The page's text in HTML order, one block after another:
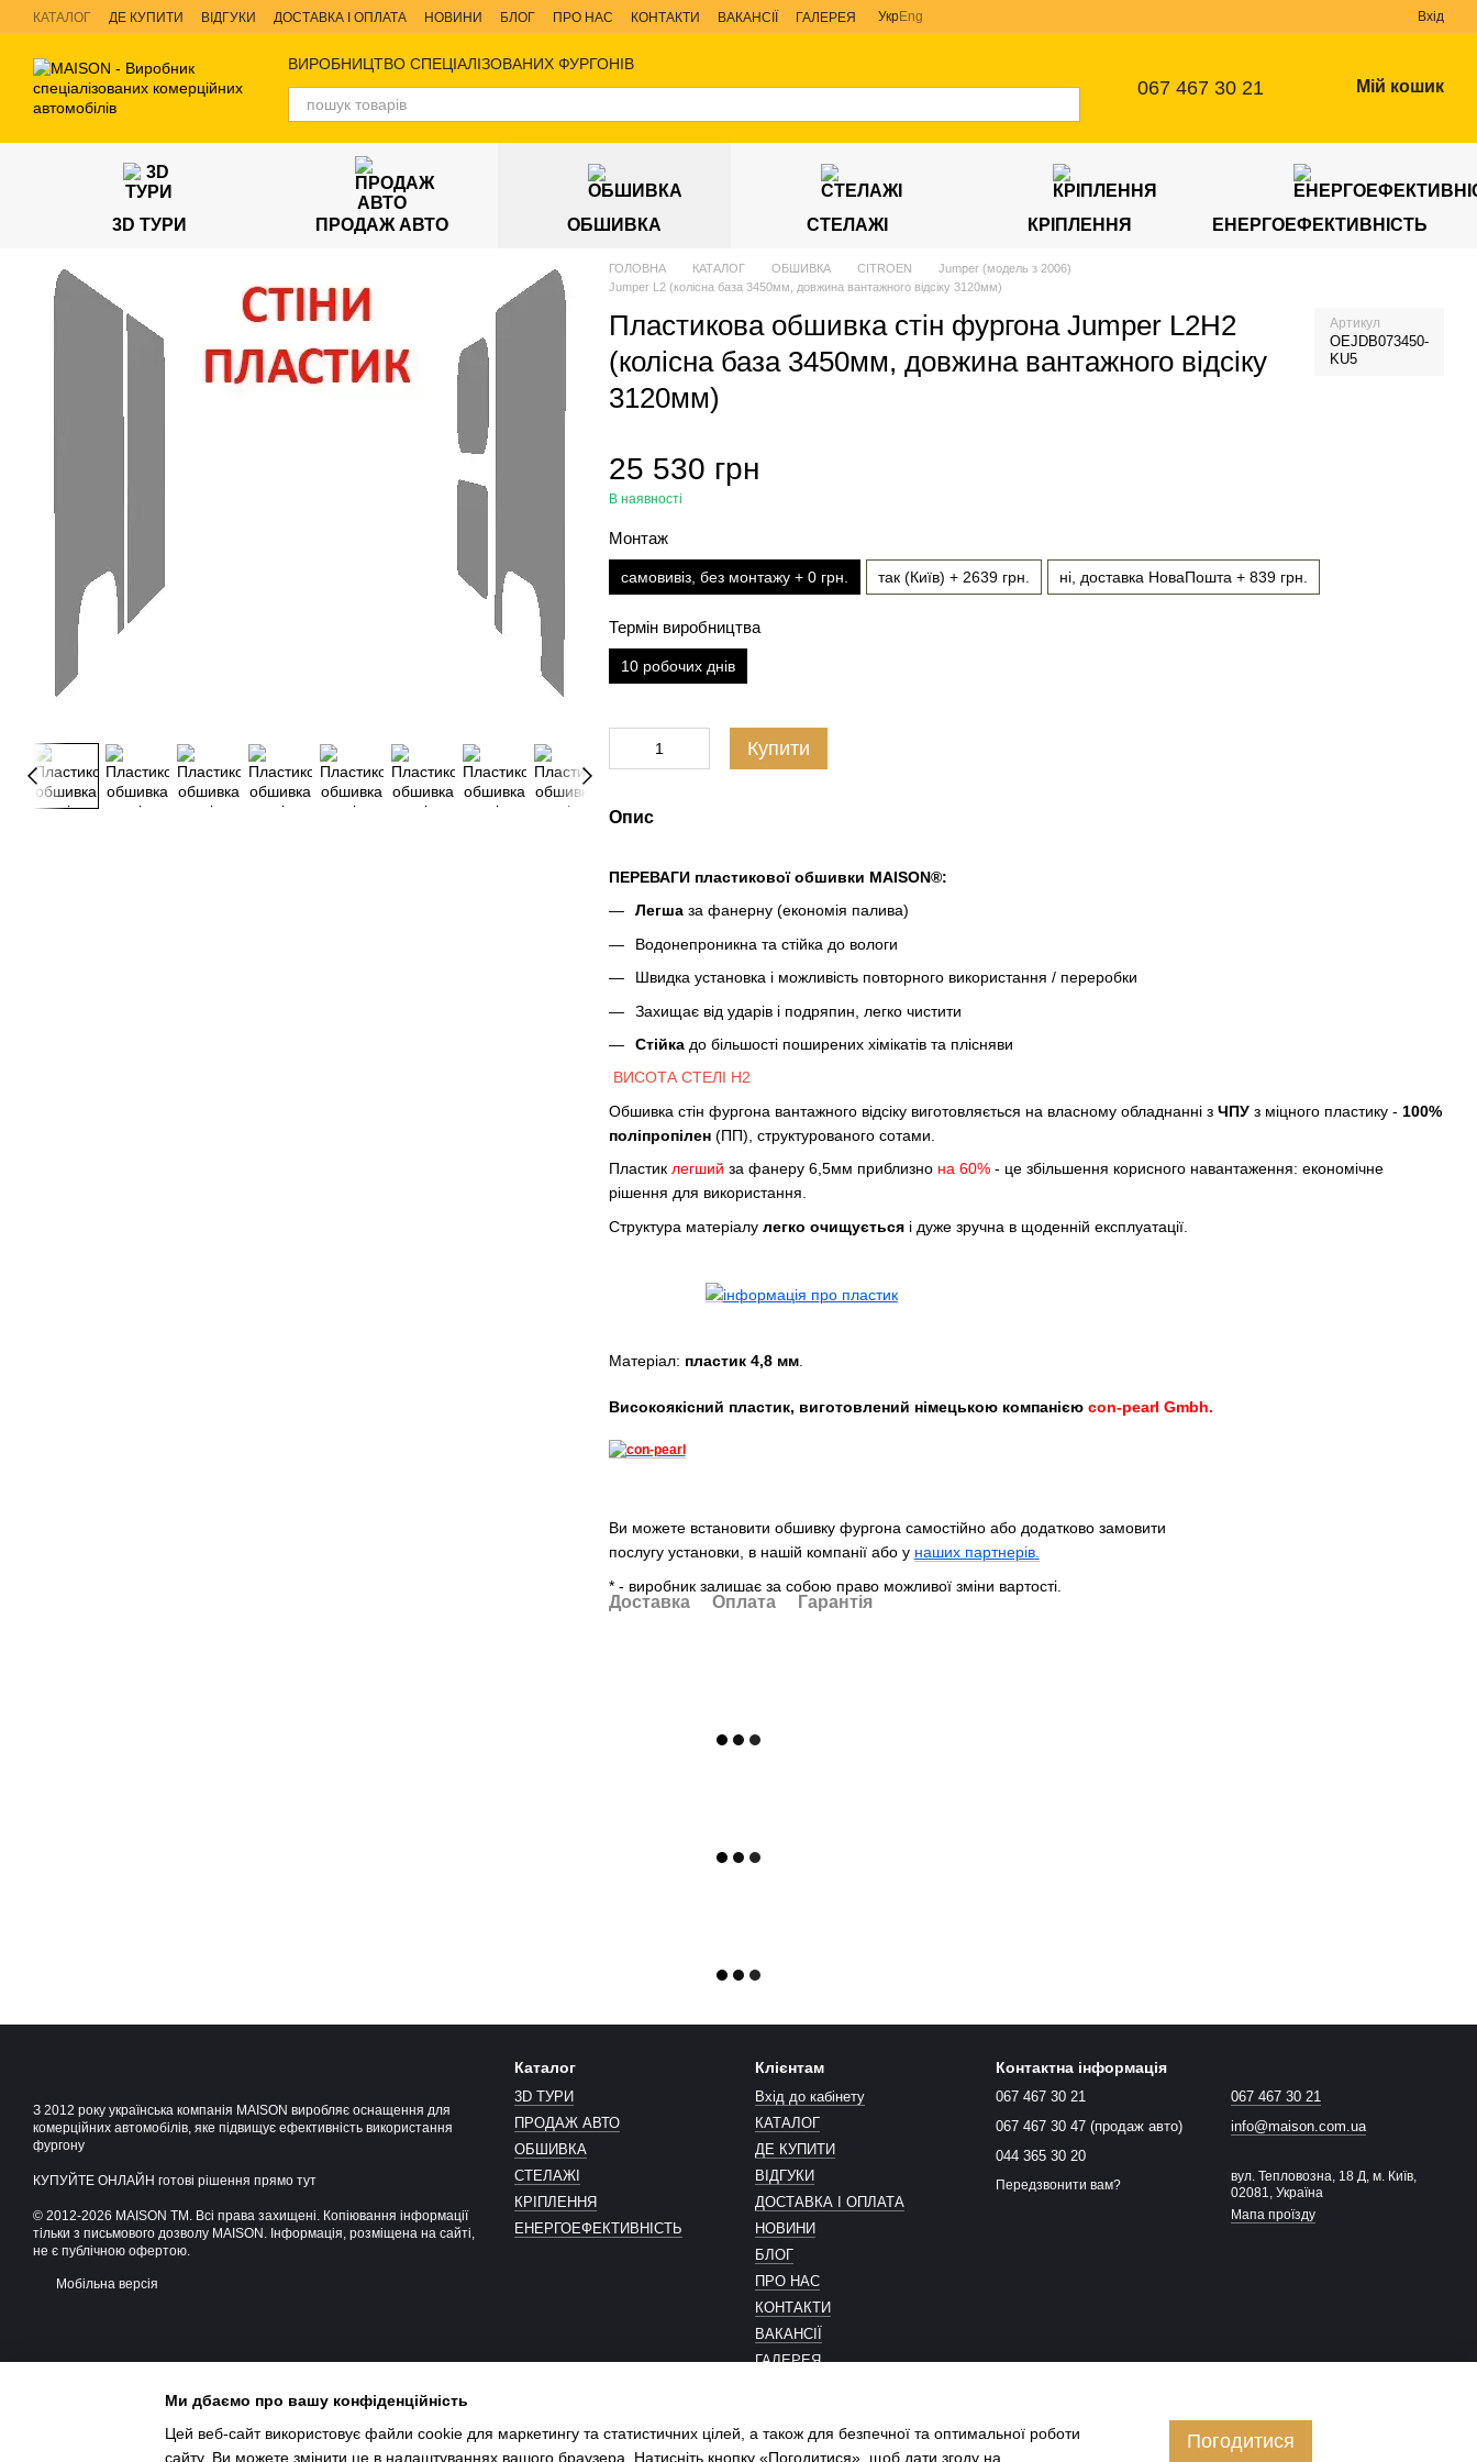
Перейти до основного контенту
КАТАЛОГ ДЕ КУПИТИ ВІДГУКИ ДОСТАВКА І ОПЛАТА НОВИНИ БЛОГ ПРО НАС КОНТАКТИ ВАКАНСІЇ ГАЛЕРЕЯ УкрEng Вхід
ВИРОБНИЦТВО СПЕЦІАЛІЗОВАНИХ ФУРГОНІВ
067 467 30 21 Мій кошик
3D ТУРИ ПРОДАЖ АВТО ОБШИВКА СТЕЛАЖІ КРІПЛЕННЯ ЕНЕРГОЕФЕКТИВНІСТЬ
ГОЛОВНА КАТАЛОГ ОБШИВКА CITROEN
Jumper (модель з 2006)
Jumper L2 (колісна база 3450мм, довжина вантажного відсіку 3120мм)
Пластикова обшивка стін фургона Jumper L2H2
(колісна база 3450мм, довжина вантажного відсіку
3120мм)
Артикул
OEJDB073450-
KU5
25 530 грн
В наявності
Монтаж
самовивіз, без монтажу + 0 грн. так (Київ) + 2639 грн. ні, доставка НоваПошта + 839 грн.
Термін виробництва
10 робочих днів
Купити
Опис
ПЕРЕВАГИ пластикової обшивки MAISON®:
Легша за фанерну (економія палива)
Водонепроникна та стійка до вологи
Швидка установка і можливість повторного використання / переробки
Захищає від ударів і подряпин, легко чистити
Стійка до більшості поширених хімікатів та плісняви
ВИСОТА СТЕЛІ H2
Обшивка стін фургона вантажного відсіку виготовляється на власному обладнанні з ЧПУ з міцного пластику - 100%
поліпропілен (ПП), структурованого сотами.
Пластик легший за фанеру 6,5мм приблизно на 60% - це збільшення корисного навантаження: економічне
рішення для використання.
Структура матеріалу легко очищується і дуже зручна в щоденній експлуатації.
Матеріал: пластик 4,8 мм.
Високоякісний пластик, виготовлений німецькою компанією con-pearl Gmbh.
Ви можете встановити обшивку фургона самостійно або додатково замовити
послугу установки, в нашій компанії або у наших партнерів.
* - виробник залишає за собою право можливої зміни вартості.
Доставка Оплата Гарантія
З 2012 року українська компанія MAISON виробляє оснащення для
комерційних автомобілів, яке підвищує ефективність використання
фургону
КУПУЙТЕ ОНЛАЙН готові рішення прямо тут
© 2012-2026 MAISON TM. Всі права захищені. Копіювання інформації
тільки з письмового дозволу MAISON. Інформація, розміщена на сайті,
не є публічною офертою.
Мобільна версія
Каталог
3D ТУРИ
ПРОДАЖ АВТО
ОБШИВКА
СТЕЛАЖІ
КРІПЛЕННЯ
ЕНЕРГОЕФЕКТИВНІСТЬ
Клієнтам
Вхід до кабінету
КАТАЛОГ
ДЕ КУПИТИ
ВІДГУКИ
ДОСТАВКА І ОПЛАТА
НОВИНИ
БЛОГ
ПРО НАС
КОНТАКТИ
ВАКАНСІЇ
ГАЛЕРЕЯ
Контактна інформація
067 467 30 21
067 467 30 47 (продаж авто)
044 365 30 20
Передзвонити вам?
067 467 30 21
info@maison.com.ua
вул. Тепловозна, 18 Д, м. Київ,
02081, Україна
Мапа проїзду
Ми дбаємо про вашу конфіденційність
Цей веб-сайт використовує файли cookie для маркетингу та статистичних цілей, а також для безпечної та оптимальної роботи
сайту. Ви можете змінити це в налаштуваннях вашого браузера. Натисніть кнопку «Погодитися», щоб дати згоду на
Погодитися